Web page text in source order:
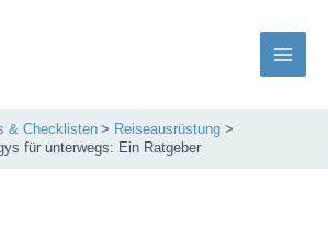
Main
& Checklisten
Reiseausrüstung
für unterwegs: Ein Ratgeber